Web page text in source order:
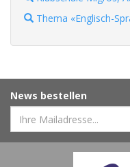
Thema «Englisch-
News bestellen